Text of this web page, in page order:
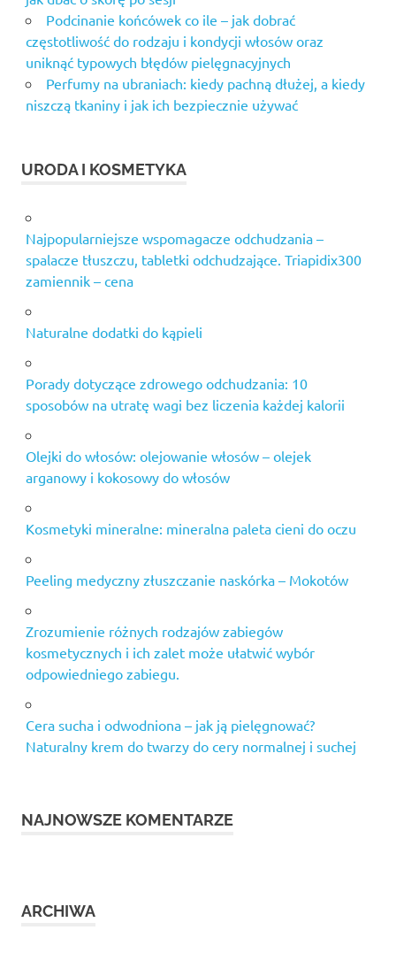
Podcinanie końcówek co ile – jak dobrać
częstotliwość do rodzaju i kondycji włosów oraz
uniknąć typowych błędów pielęgnacyjnych
Perfumy na ubraniach: kiedy pachną dłużej, a kiedy
niszczą tkaniny i jak ich bezpiecznie używać
URODA I KOSMETYKA
Najpopularniejsze wspomagacze odchudzania –
spalacze tłuszczu, tabletki odchudzające. Triapidix300
zamiennik – cena
Naturalne dodatki do kąpieli
Porady dotyczące zdrowego odchudzania: 10
sposobów na utratę wagi bez liczenia każdej kalorii
Olejki do włosów: olejowanie włosów – olejek
arganowy i kokosowy do włosów
Kosmetyki mineralne: mineralna paleta cieni do oczu
Peeling medyczny złuszczanie naskórka – Mokotów
Zrozumienie różnych rodzajów zabiegów
kosmetycznych i ich zalet może ułatwić wybór
odpowiedniego zabiegu.
Cera sucha i odwodniona – jak ją pielęgnować?
Naturalny krem do twarzy do cery normalnej i suchej
NAJNOWSZE KOMENTARZE
ARCHIWA